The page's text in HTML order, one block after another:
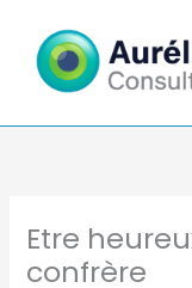
contenu
Etre
confrère